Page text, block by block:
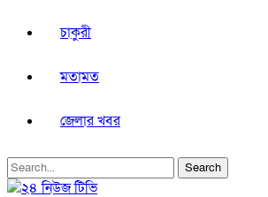
চাকুরী
মতামত
জেলার খবর